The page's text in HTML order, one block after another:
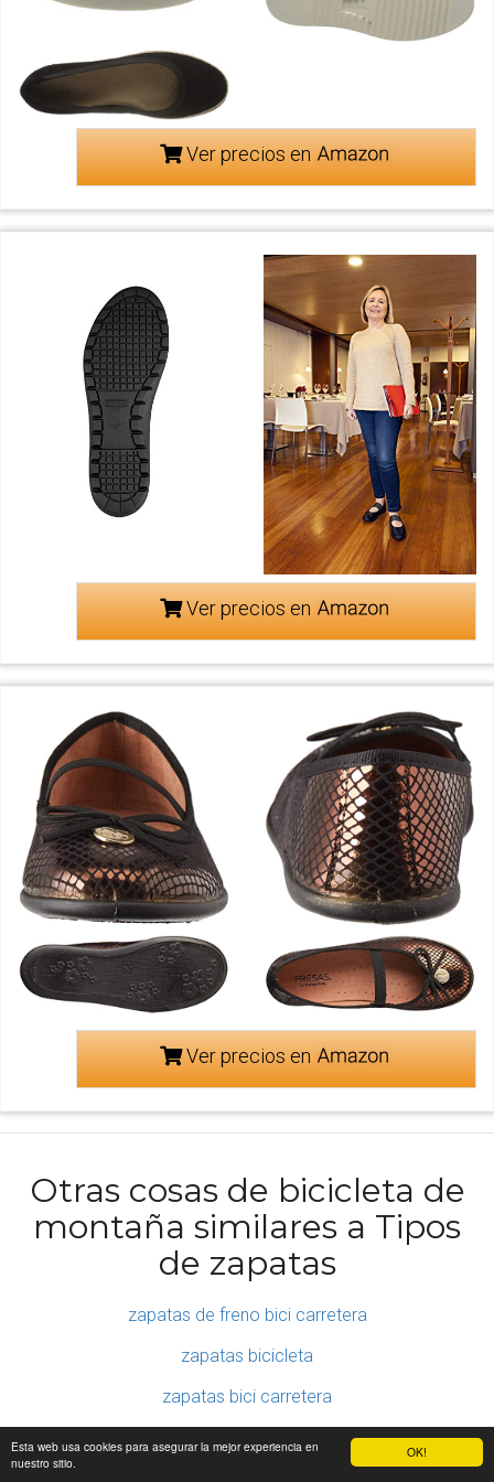
OK!
Esta web usa cookies para asegurar la mejor experiencia en
nuestro sitio.
Ver precios en
Ver precios en
Ver precios en
Otras cosas de bicicleta de
montaña similares a Tipos
de zapatas
zapatas de freno bici carretera
zapatas bicicleta
zapatas bici carretera
zapatas freno bici